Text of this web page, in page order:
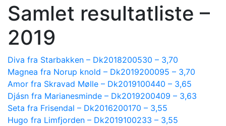
Samlet resultatliste –
2019
Diva fra Starbakken – Dk2018200530 – 3,70
Magnea fra Norup knold – Dk2019200095 – 3,70
Amor fra Skravad Mølle – Dk2019100440 – 3,65
Djásn fra Marianesminde – Dk2019200409 – 3,63
Seta fra Frisendal – Dk2016200170 – 3,55
Hugo fra Limfjorden – Dk2019100233 – 3,55